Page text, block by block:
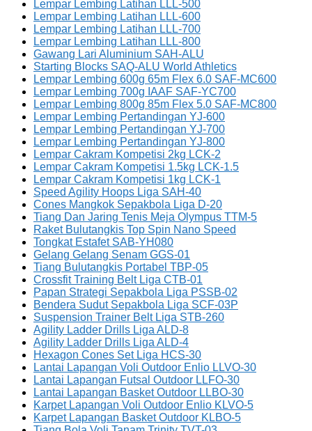
Lempar Lembing Latihan LLL-500
Lempar Lembing Latihan LLL-600
Lempar Lembing Latihan LLL-700
Lempar Lembing Latihan LLL-800
Gawang Lari Aluminium SAH-ALU
Starting Blocks SAQ-ALU World Athletics
Lempar Lembing 600g 65m Flex 6.0 SAF-MC600
Lempar Lembing 700g IAAF SAF-YC700
Lempar Lembing 800g 85m Flex 5.0 SAF-MC800
Lempar Lembing Pertandingan YJ-600
Lempar Lembing Pertandingan YJ-700
Lempar Lembing Pertandingan YJ-800
Lempar Cakram Kompetisi 2kg LCK-2
Lempar Cakram Kompetisi 1.5kg LCK-1.5
Lempar Cakram Kompetisi 1kg LCK-1
Speed Agility Hoops Liga SAH-40
Cones Mangkok Sepakbola Liga D-20
Tiang Dan Jaring Tenis Meja Olympus TTM-5
Raket Bulutangkis Top Spin Nano Speed
Tongkat Estafet SAB-YH080
Gelang Gelang Senam GGS-01
Tiang Bulutangkis Portabel TBP-05
Crossfit Training Belt Liga CTB-01
Papan Strategi Sepakbola Liga PSSB-02
Bendera Sudut Sepakbola Liga SCF-03P
Suspension Trainer Belt Liga STB-260
Agility Ladder Drills Liga ALD-8
Agility Ladder Drills Liga ALD-4
Hexagon Cones Set Liga HCS-30
Lantai Lapangan Voli Outdoor Enlio LLVO-30
Lantai Lapangan Futsal Outdoor LLFO-30
Lantai Lapangan Basket Outdoor LLBO-30
Karpet Lapangan Voli Outdoor Enlio KLVO-5
Karpet Lapangan Basket Outdoor KLBO-5